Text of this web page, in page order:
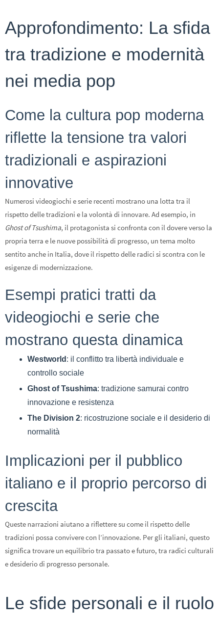
Approfondimento: La sfida
tra tradizione e modernità
nei media pop
Come la cultura pop moderna
riflette la tensione tra valori
tradizionali e aspirazioni
innovative
Numerosi videogiochi e serie recenti mostrano una lotta tra il
rispetto delle tradizioni e la volontà di innovare. Ad esempio, in
Ghost of Tsushima, il protagonista si confronta con il dovere verso la
propria terra e le nuove possibilità di progresso, un tema molto
sentito anche in Italia, dove il rispetto delle radici si scontra con le
esigenze di modernizzazione.
Esempi pratici tratti da
videogiochi e serie che
mostrano questa dinamica
Westworld : il conflitto tra libertà individuale e
controllo sociale
Ghost of Tsushima: tradizione samurai contro
innovazione e resistenza
The Division 2: ricostruzione sociale e il desiderio di
normalità
Implicazioni per il pubblico
italiano e il proprio percorso di
crescita
Queste narrazioni aiutano a riflettere su come il rispetto delle
tradizioni possa convivere con l’innovazione. Per gli italiani, questo
significa trovare un equilibrio tra passato e futuro, tra radici culturali
e desiderio di progresso personale.
Le sfide personali e il ruolo